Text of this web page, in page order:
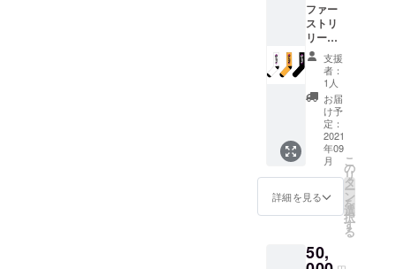
イズ違
いによ
る交
換・返
金はお
受けで
きませ
ん。 金
額に
は、税
と送料
が含ま
れま
す。
ファー
ストリ
リース
のソッ
クス。
「Kaza
ri Sox」
「Sen
Sox」
の3カ
ラー6足
分をリ
ターン
しま
す。 サ
ないよ
うにお
支援
者：
1人
お届
け予
定：
2021
年09
月
詳細を見る
こ
の
リ
タ
ー
ン
を
選
択
す
る
50,